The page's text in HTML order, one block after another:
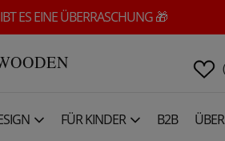
ES EINE ÜBERRASCHUNG 🎁
(
FÜR KINDER B2B